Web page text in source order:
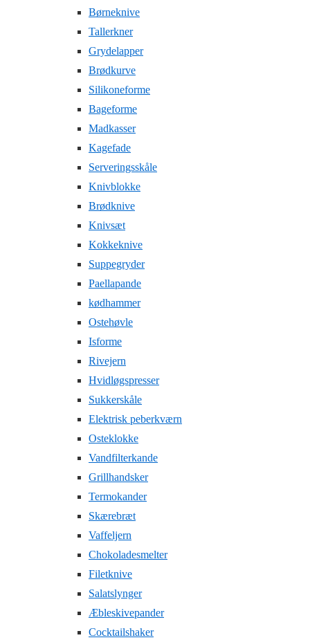
Børneknive
Tallerkner
Grydelapper
Brødkurve
Silikoneforme
Bageforme
Madkasser
Kagefade
Serveringsskåle
Knivblokke
Brødknive
Knivsæt
Kokkeknive
Suppegryder
Paellapande
kødhammer
Ostehøvle
Isforme
Rivejern
Hvidløgspresser
Sukkerskåle
Elektrisk peberkværn
Osteklokke
Vandfilterkande
Grillhandsker
Termokander
Skærebræt
Vaffeljern
Chokoladesmelter
Filetknive
Salatslynger
Æbleskivepander
Cocktailshaker